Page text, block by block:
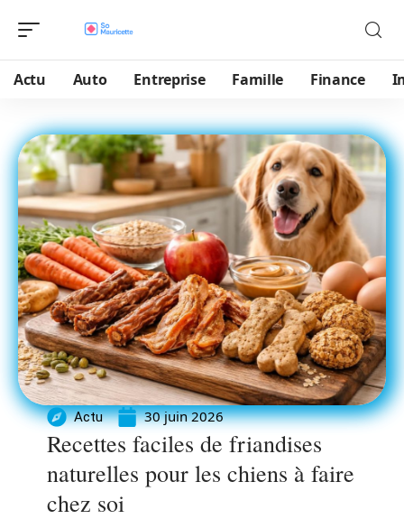
Actu Auto Entreprise Famille Finance
Actu 30 juin 2026
Recettes faciles de friandises
naturelles pour les chiens à faire
chez soi